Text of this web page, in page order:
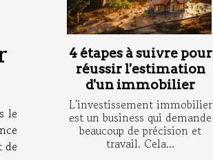
le
de
4 étapes à suivre pour
réussir l'estimation
d'un immobilier
L'investissement immobilier
est un business qui demande
beaucoup de précision et
travail. Cela...